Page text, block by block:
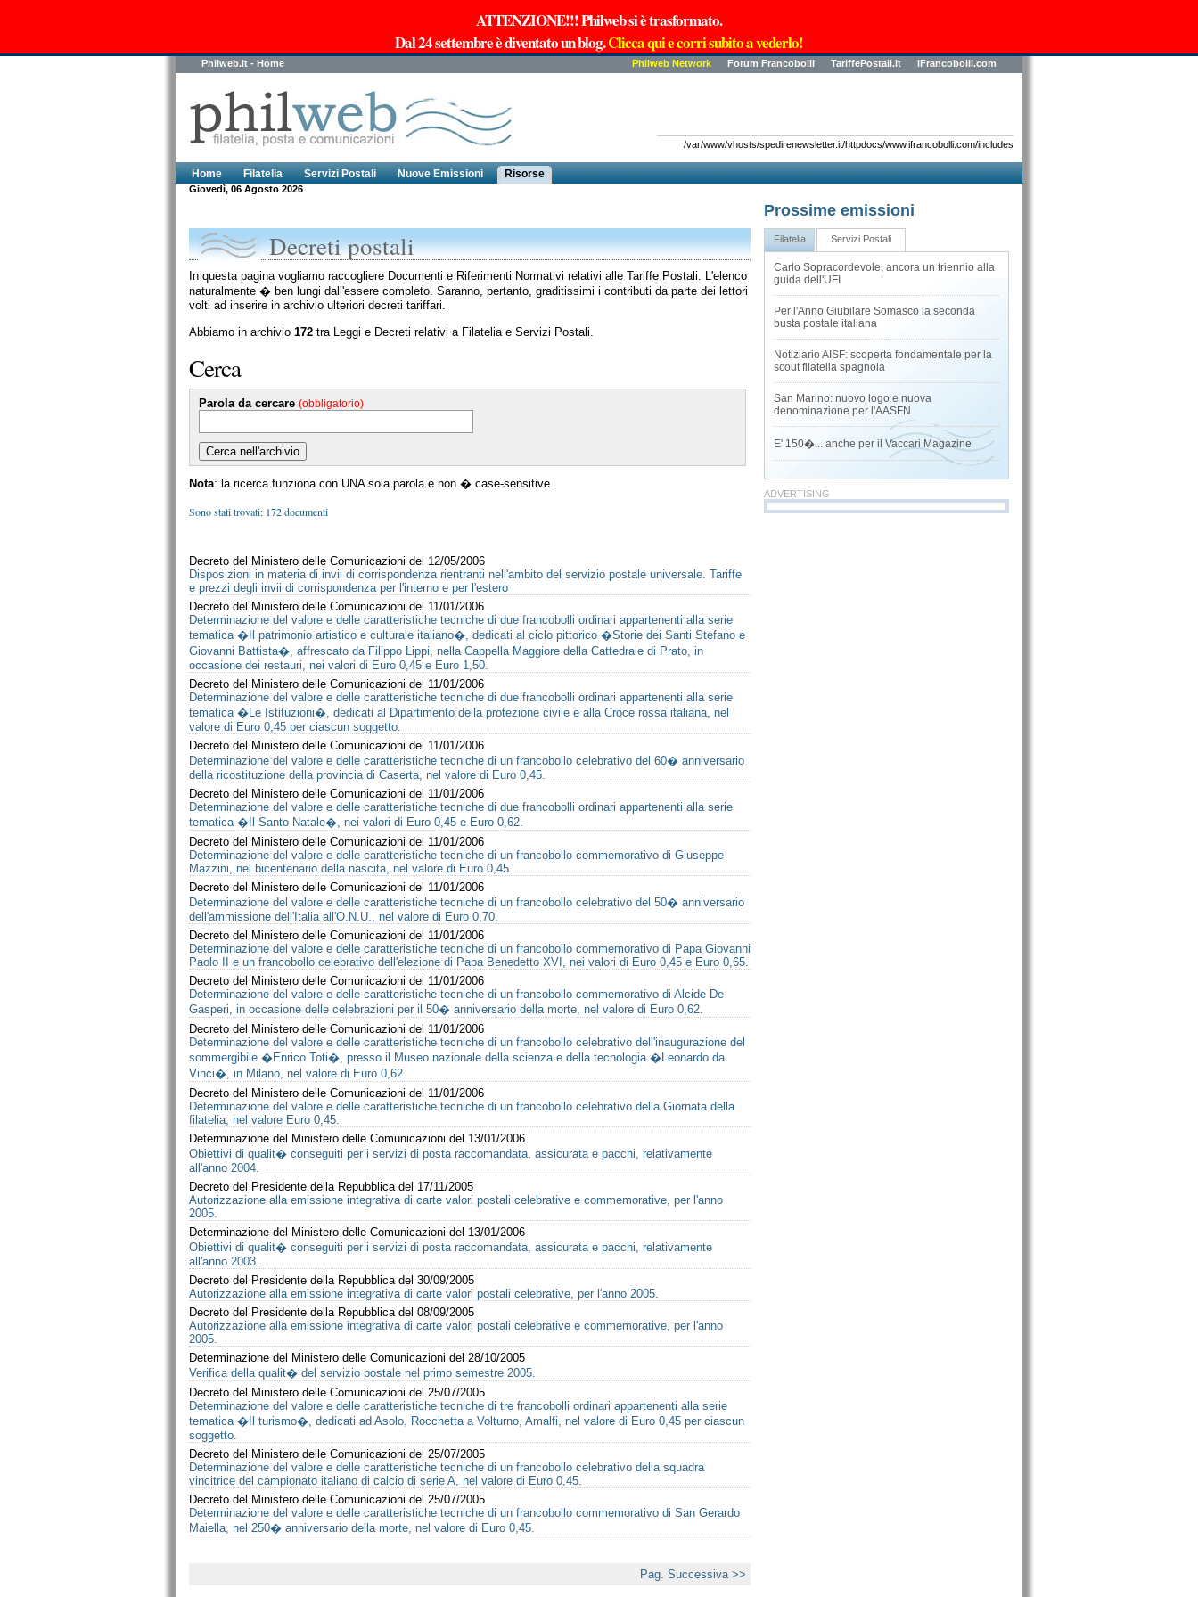
ATTENZIONE!!! Philweb si è trasformato.
Dal 24 settembre è diventato un blog.Clicca qui e corri subito a vederlo!
Philweb.it - Home Philweb Network Forum Francobolli TariffePostali.it iFrancobolli.com
/var/www/vhosts/spedirenewsletter.it/httpdocs/www.ifrancobolli.com/includes
Home Filatelia Servizi Postali Nuove Emissioni Risorse
Giovedì, 06 Agosto 2026
Prossime emissioni
Decreti postali
In questa pagina vogliamo raccogliere Documenti e Riferimenti Normativi relativi alle Tariffe Postali. L'elenco
naturalmente � ben lungi dall'essere completo. Saranno, pertanto, graditissimi i contributi da parte dei lettori
volti ad inserire in archivio ulteriori decreti tariffari.
Abbiamo in archivio 172 tra Leggi e Decreti relativi a Filatelia e Servizi Postali.
Cerca
Parola da cercare (obbligatorio)
Nota: la ricerca funziona con UNA sola parola e non � case-sensitive.
Sono stati trovati: 172 documenti
Decreto del Ministero delle Comunicazioni del 12/05/2006
Disposizioni in materia di invii di corrispondenza rientranti nell'ambito del servizio postale universale. Tariffe
e prezzi degli invii di corrispondenza per l'interno e per l'estero
Decreto del Ministero delle Comunicazioni del 11/01/2006
Determinazione del valore e delle caratteristiche tecniche di due francobolli ordinari appartenenti alla serie
tematica �Il patrimonio artistico e culturale italiano�, dedicati al ciclo pittorico �Storie dei Santi Stefano e
Giovanni Battista�, affrescato da Filippo Lippi, nella Cappella Maggiore della Cattedrale di Prato, in
occasione dei restauri, nei valori di Euro 0,45 e Euro 1,50.
Decreto del Ministero delle Comunicazioni del 11/01/2006
Determinazione del valore e delle caratteristiche tecniche di due francobolli ordinari appartenenti alla serie
tematica �Le Istituzioni�, dedicati al Dipartimento della protezione civile e alla Croce rossa italiana, nel
valore di Euro 0,45 per ciascun soggetto.
Decreto del Ministero delle Comunicazioni del 11/01/2006
Determinazione del valore e delle caratteristiche tecniche di un francobollo celebrativo del 60� anniversario
della ricostituzione della provincia di Caserta, nel valore di Euro 0,45.
Decreto del Ministero delle Comunicazioni del 11/01/2006
Determinazione del valore e delle caratteristiche tecniche di due francobolli ordinari appartenenti alla serie
tematica �Il Santo Natale�, nei valori di Euro 0,45 e Euro 0,62.
Decreto del Ministero delle Comunicazioni del 11/01/2006
Determinazione del valore e delle caratteristiche tecniche di un francobollo commemorativo di Giuseppe
Mazzini, nel bicentenario della nascita, nel valore di Euro 0,45.
Decreto del Ministero delle Comunicazioni del 11/01/2006
Determinazione del valore e delle caratteristiche tecniche di un francobollo celebrativo del 50� anniversario
dell'ammissione dell'Italia all'O.N.U., nel valore di Euro 0,70.
Decreto del Ministero delle Comunicazioni del 11/01/2006
Determinazione del valore e delle caratteristiche tecniche di un francobollo commemorativo di Papa Giovanni
Paolo II e un francobollo celebrativo dell'elezione di Papa Benedetto XVI, nei valori di Euro 0,45 e Euro 0,65.
Decreto del Ministero delle Comunicazioni del 11/01/2006
Determinazione del valore e delle caratteristiche tecniche di un francobollo commemorativo di Alcide De
Gasperi, in occasione delle celebrazioni per il 50� anniversario della morte, nel valore di Euro 0,62.
Decreto del Ministero delle Comunicazioni del 11/01/2006
Determinazione del valore e delle caratteristiche tecniche di un francobollo celebrativo dell'inaugurazione del
sommergibile �Enrico Toti�, presso il Museo nazionale della scienza e della tecnologia �Leonardo da
Vinci�, in Milano, nel valore di Euro 0,62.
Decreto del Ministero delle Comunicazioni del 11/01/2006
Determinazione del valore e delle caratteristiche tecniche di un francobollo celebrativo della Giornata della
filatelia, nel valore Euro 0,45.
Determinazione del Ministero delle Comunicazioni del 13/01/2006
Obiettivi di qualit� conseguiti per i servizi di posta raccomandata, assicurata e pacchi, relativamente
all'anno 2004.
Decreto del Presidente della Repubblica del 17/11/2005
Autorizzazione alla emissione integrativa di carte valori postali celebrative e commemorative, per l'anno
2005.
Determinazione del Ministero delle Comunicazioni del 13/01/2006
Obiettivi di qualit� conseguiti per i servizi di posta raccomandata, assicurata e pacchi, relativamente
all'anno 2003.
Decreto del Presidente della Repubblica del 30/09/2005
Autorizzazione alla emissione integrativa di carte valori postali celebrative, per l'anno 2005.
Decreto del Presidente della Repubblica del 08/09/2005
Autorizzazione alla emissione integrativa di carte valori postali celebrative e commemorative, per l'anno
2005.
Determinazione del Ministero delle Comunicazioni del 28/10/2005
Verifica della qualit� del servizio postale nel primo semestre 2005.
Decreto del Ministero delle Comunicazioni del 25/07/2005
Determinazione del valore e delle caratteristiche tecniche di tre francobolli ordinari appartenenti alla serie
tematica �Il turismo�, dedicati ad Asolo, Rocchetta a Volturno, Amalfi, nel valore di Euro 0,45 per ciascun
soggetto.
Decreto del Ministero delle Comunicazioni del 25/07/2005
Determinazione del valore e delle caratteristiche tecniche di un francobollo celebrativo della squadra
vincitrice del campionato italiano di calcio di serie A, nel valore di Euro 0,45.
Decreto del Ministero delle Comunicazioni del 25/07/2005
Determinazione del valore e delle caratteristiche tecniche di un francobollo commemorativo di San Gerardo
Maiella, nel 250� anniversario della morte, nel valore di Euro 0,45.
Pag. Successiva >>
Filatelia Servizi Postali
Carlo Sopracordevole, ancora un triennio alla
guida dell'UFI
Per l'Anno Giubilare Somasco la seconda
busta postale italiana
Notiziario AISF: scoperta fondamentale per la
scout filatelia spagnola
San Marino: nuovo logo e nuova
denominazione per l'AASFN
E' 150�... anche per il Vaccari Magazine
ADVERTISING